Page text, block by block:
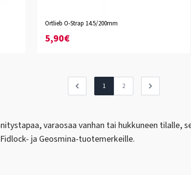
Ortlieb O-Strap 14.5/200mm
5,90€
1 2
varaosaa vanhan tai hukkuneen tilalle,
ja Geosmina-tuotemerkeille.